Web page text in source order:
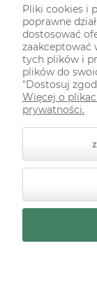
ODWIEDŹ
Styl graficzny
Pliki cookies i
poprawne
dostosować
zaakceptować
tych plików i
plików do
"Dostosuj
Więcej o
prywatności.